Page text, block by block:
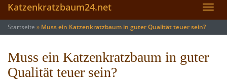
Katzenkratzbaum24.net
Startseite » Muss ein Katzenkratzbaum in guter Qualität teuer sein?
Muss ein Katzenkratzbaum in guter
Qualität teuer sein?